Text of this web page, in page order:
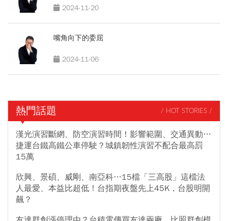
2024-11-20
嘴角向下的委屈
2024-11-06
熱門話題 / HOT STORIES /
漢光演習斷網、防空演習時間！影響範圍、交通異動…
捷運台鐵高鐵公車停駛？城鎮韌性演習不配合最高罰
15萬
欣興、景碩、威剛、南亞科…15檔「三高股」這檔法
人最愛、本益比超低！台指期夜盤先上45K，台股明開
飆？